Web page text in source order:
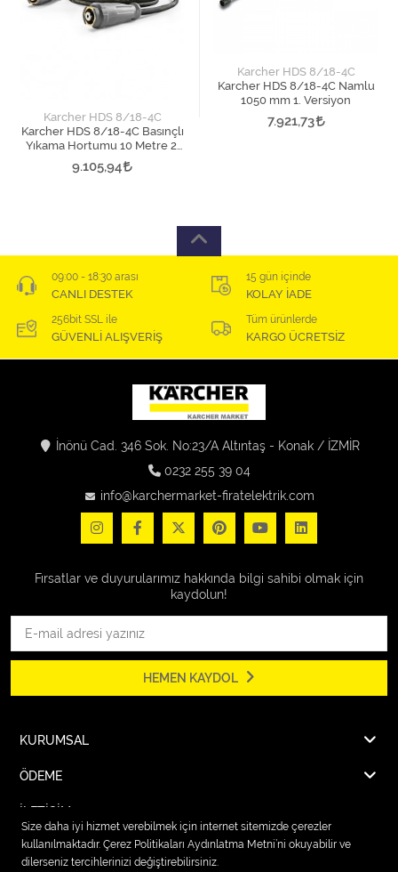
Karcher HDS 8/18-4C
Karcher HDS 8/18-4C Basınçlı
Yıkama Hortumu 10 Metre 2.
Versiyon
9.105,94
Karcher HDS 8/18-4C
Karcher HDS 8/18-4C Namlu
1050 mm 1. Versiyon
7.921,73
09:00 - 18:30 arası
CANLI DESTEK
15 gün içinde
KOLAY İADE
256bit SSL ile
GÜVENLİ ALIŞVERİŞ
Tüm ürünlerde
KARGO ÜCRETSİZ
İnönü Cad. 346 Sok. No:23/A Altıntaş - Konak / İZMİR
0232 255 39 04
info@karchermarket-firatelektrik.com
Fırsatlar ve duyurularımız hakkında bilgi sahibi olmak için
kaydolun!
HEMEN KAYDOL
KURUMSAL
ÖDEME
İLETİŞİM
Size daha iyi hizmet verebilmek için internet sitemizde çerezler
kullanılmaktadır. Çerez Politikaları Aydınlatma Metni’ni okuyabilir ve
dilerseniz tercihlerinizi değiştirebilirsiniz.